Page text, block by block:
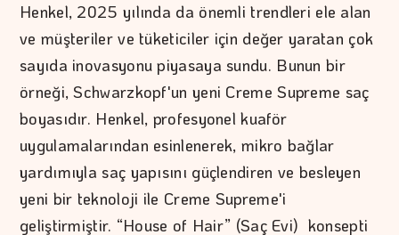
Henkel, 2025 yılında da önemli trendleri ele alan
ve müşteriler ve tüketiciler için değer yaratan çok
sayıda inovasyonu piyasaya sundu. Bunun bir
örneği, Schwarzkopf'un yeni Creme Supreme saç
boyasıdır. Henkel, profesyonel kuaför
uygulamalarından esinlenerek, mikro bağlar
yardımıyla saç yapısını güçlendiren ve besleyen
yeni bir teknoloji ile Creme Supreme'i
geliştirmiştir. “House of Hair” (Saç Evi) konsepti